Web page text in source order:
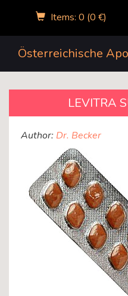
Items: 0 (0 €)
Österreichische
LEVITRA
Author: Dr. Becker